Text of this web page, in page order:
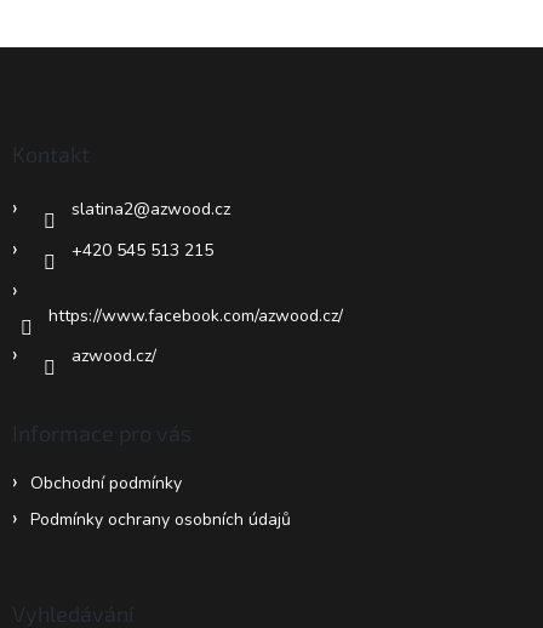
Kontakt
slatina2@azwood.cz
+420 545 513 215
https://www.facebook.com/azwood.cz/
azwood.cz/
Informace pro vás
Obchodní podmínky
Podmínky ochrany osobních údajů
Vyhledávání